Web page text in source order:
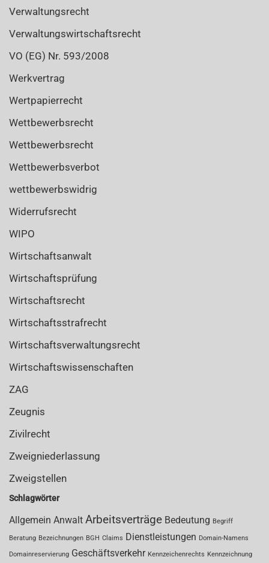
Verwaltungsrecht
Verwaltungswirtschaftsrecht
VO (EG) Nr. 593/2008
Werkvertrag
Wertpapierrecht
Wettbewerbsrecht
Wettbewerbsrecht
Wettbewerbsverbot
wettbewerbswidrig
Widerrufsrecht
WIPO
Wirtschaftsanwalt
Wirtschaftsprüfung
Wirtschaftsrecht
Wirtschaftsstrafrecht
Wirtschaftsverwaltungsrecht
Wirtschaftswissenschaften
ZAG
Zeugnis
Zivilrecht
Zweigniederlassung
Zweigstellen
Schlagwörter
Allgemein Anwalt Arbeitsverträge Bedeutung Begriff
Beratung Bezeichnungen BGH Claims Dienstleistungen Domain-Namens
Domainreservierung Geschäftsverkehr Kennzeichenrechts Kennzeichnung